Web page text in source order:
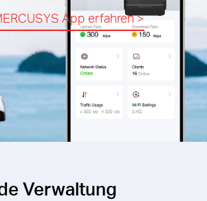
App erfahren>
Verwaltung